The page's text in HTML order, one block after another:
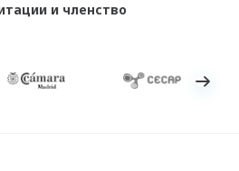
и членство